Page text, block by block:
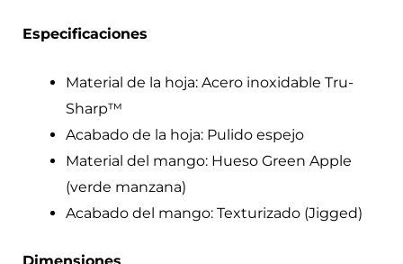
Especificaciones
Material de la hoja: Acero inoxidable Tru-
Sharp™
Acabado de la hoja: Pulido espejo
Material del mango: Hueso Green Apple
(verde manzana)
Acabado del mango: Texturizado (Jigged)